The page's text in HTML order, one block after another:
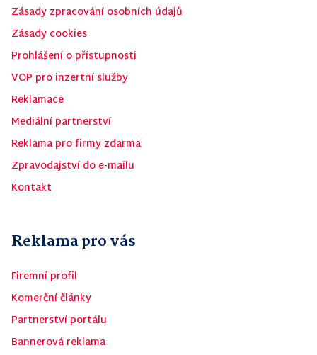
Zásady zpracování osobních údajů
Zásady cookies
Prohlášení o přístupnosti
VOP pro inzertní služby
Reklamace
Mediální partnerství
Reklama pro firmy zdarma
Zpravodajství do e-mailu
Kontakt
Reklama pro vás
Firemní profil
Komerční články
Partnerství portálu
Bannerová reklama